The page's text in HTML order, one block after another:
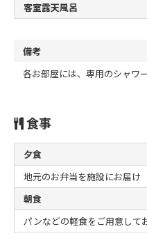
客室露天風呂
備考
各お部屋には、専用のシャワ
食事
夕食
地元のお弁当を施設にお届け
朝食
パンなどの軽食をご用意して